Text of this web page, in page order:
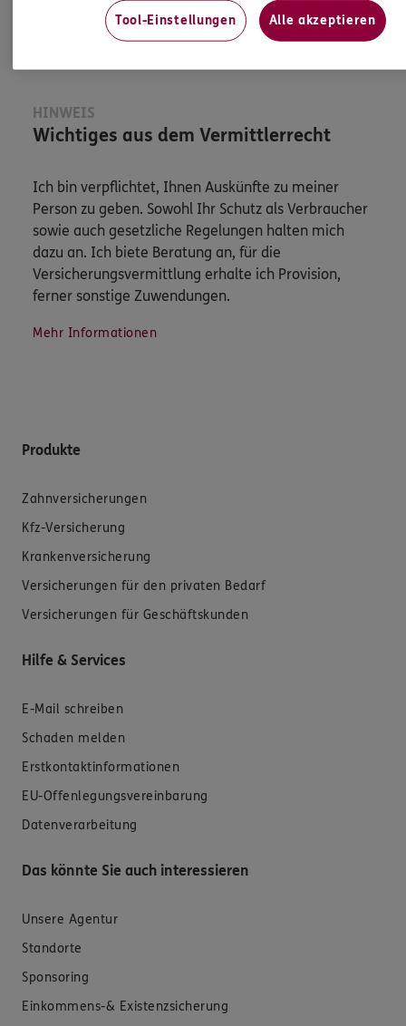
Herzliche Grüße,
Für Dich vor Ort
HINWEIS
Wichtiges aus dem Vermittlerrecht
Ich bin verpflichtet, Ihnen Auskünfte zu meiner
Person zu geben. Sowohl Ihr Schutz als Verbraucher
sowie auch gesetzliche Regelungen halten mich
dazu an. Ich biete Beratung an, für die
Versicherungsvermittlung erhalte ich Provision,
ferner sonstige Zuwendungen.
Mehr Informationen
Produkte
Zahnversicherungen
Kfz-Versicherung
Krankenversicherung
Versicherungen für den privaten Bedarf
Versicherungen für Geschäftskunden
Hilfe & Services
E-Mail schreiben
Schaden melden
Erstkontaktinformationen
EU-Offenlegungsvereinbarung
Datenverarbeitung
Das könnte Sie auch interessieren
Unsere Agentur
Standorte
Sponsoring
Einkommens-& Existenzsicherung
Tool-Einstellungen Alle akzeptieren